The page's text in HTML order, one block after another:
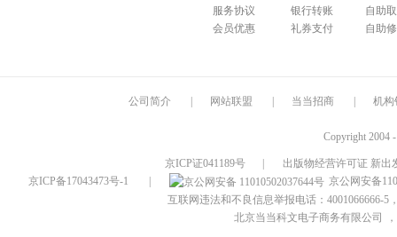
服务协议
会员优惠
银行转账
礼券支付
自助
自助
公司简介 网站联盟 当当招商 机构
Copyright 2004
京ICP证041189号
出版物经营许可证 新出
京ICP备17043473号-1
京公网安备
互联网违法和不良信息举报电话：4001066666-5
北京当当科文电子商务有限公司